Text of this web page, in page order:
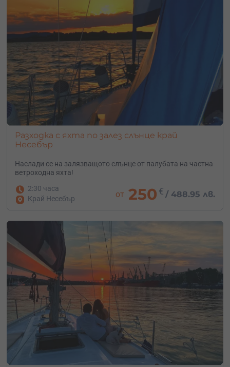
Разходка с яхта по залез слънце край
Несебър
Наслади се на залязващото слънце от палубата на частна
ветроходна яхта!
2:30 часа
Край Несебър
от 250 € /488.95 лв.